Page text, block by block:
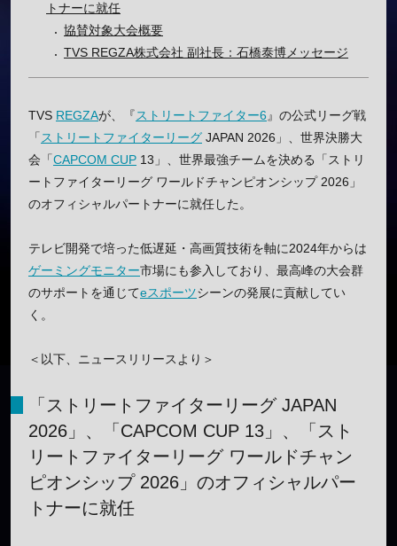
トナーに就任
協賛対象大会概要
TVS REGZA株式会社 副社長：石橋泰博メッセージ
TVS REGZAが、『ストリートファイター6』の公式リーグ戦
「ストリートファイターリーグ JAPAN 2026」、世界決勝大
会「CAPCOM CUP 13」、世界最強チームを決める「ストリ
ートファイターリーグ ワールドチャンピオンシップ 2026」
のオフィシャルパートナーに就任した。
テレビ開発で培った低遅延・高画質技術を軸に2024年からは
ゲーミングモニター市場にも参入しており、最高峰の大会群
のサポートを通じてeスポーツシーンの発展に貢献してい
く。
＜以下、ニュースリリースより＞
「ストリートファイターリーグ JAPAN
2026」、「CAPCOM CUP 13」、「スト
リートファイターリーグ ワールドチャン
ピオンシップ 2026」のオフィシャルパー
トナーに就任